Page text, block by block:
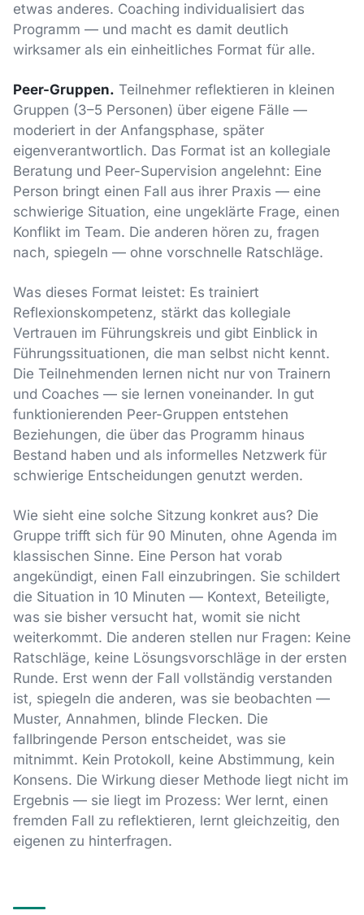
etwas anderes. Coaching individualisiert das
Programm — und macht es damit deutlich
wirksamer als ein einheitliches Format für alle.
Peer-Gruppen. Teilnehmer reflektieren in kleinen
Gruppen (3–5 Personen) über eigene Fälle —
moderiert in der Anfangsphase, später
eigenverantwortlich. Das Format ist an kollegiale
Beratung und Peer-Supervision angelehnt: Eine
Person bringt einen Fall aus ihrer Praxis — eine
schwierige Situation, eine ungeklärte Frage, einen
Konflikt im Team. Die anderen hören zu, fragen
nach, spiegeln — ohne vorschnelle Ratschläge.
Was dieses Format leistet: Es trainiert
Reflexionskompetenz, stärkt das kollegiale
Vertrauen im Führungskreis und gibt Einblick in
Führungssituationen, die man selbst nicht kennt.
Die Teilnehmenden lernen nicht nur von Trainern
und Coaches — sie lernen voneinander. In gut
funktionierenden Peer-Gruppen entstehen
Beziehungen, die über das Programm hinaus
Bestand haben und als informelles Netzwerk für
schwierige Entscheidungen genutzt werden.
Wie sieht eine solche Sitzung konkret aus? Die
Gruppe trifft sich für 90 Minuten, ohne Agenda im
klassischen Sinne. Eine Person hat vorab
angekündigt, einen Fall einzubringen. Sie schildert
die Situation in 10 Minuten — Kontext, Beteiligte,
was sie bisher versucht hat, womit sie nicht
weiterkommt. Die anderen stellen nur Fragen: Keine
Ratschläge, keine Lösungsvorschläge in der ersten
Runde. Erst wenn der Fall vollständig verstanden
ist, spiegeln die anderen, was sie beobachten —
Muster, Annahmen, blinde Flecken. Die
fallbringende Person entscheidet, was sie
mitnimmt. Kein Protokoll, keine Abstimmung, kein
Konsens. Die Wirkung dieser Methode liegt nicht im
Ergebnis — sie liegt im Prozess: Wer lernt, einen
fremden Fall zu reflektieren, lernt gleichzeitig, den
eigenen zu hinterfragen.